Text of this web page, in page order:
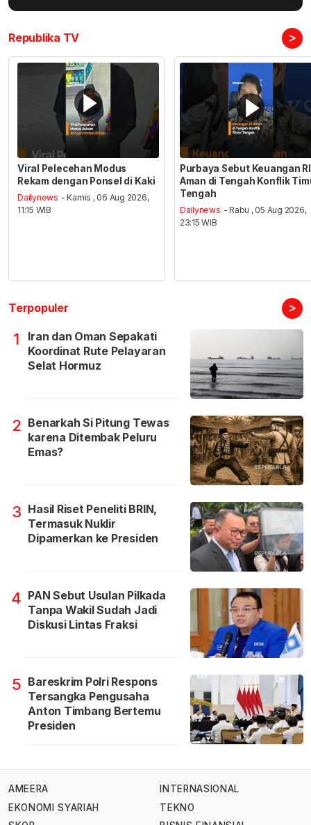
Republika TV >
Viral Pelecehan Modus
Rekam dengan Ponsel di Kaki
Dailynews - Kamis , 06 Aug 2026,
11:15 WIB
Purbaya Sebut Keuangan RI
Aman di Tengah Konflik
Tengah
Dailynews - Rabu , 05 Aug 2026,
23:15 WIB
Terpopuler >
1
Iran dan Oman Sepakati
Koordinat Rute Pelayaran
Selat Hormuz
2 Benarkah Si Pitung Tewas
karena Ditembak Peluru
Emas?
3 Hasil Riset Peneliti BRIN,
Termasuk Nuklir
Dipamerkan ke Presiden
4 PAN Sebut Usulan Pilkada
Tanpa Wakil Sudah Jadi
Diskusi Lintas Fraksi
5 Bareskrim Polri Respons
Tersangka Pengusaha
Anton Timbang Bertemu
Presiden
AMEERA
EKONOMI SYARIAH
INTERNASIONAL
TEKNO